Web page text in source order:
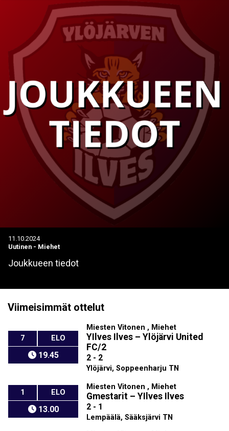
11.10.2024
Uutinen - Miehet
Joukkueen tiedot
Viimeisimmät ottelut
7 ELO
19.45
Miesten Vitonen , Miehet
YIlves Ilves –Ylöjärvi United
FC/2
2 - 2
Ylöjärvi, Soppeenharju TN
1 ELO
13.00
Miesten Vitonen , Miehet
Gmestarit –YIlves Ilves
2 - 1
Lempäälä, Sääksjärvi TN